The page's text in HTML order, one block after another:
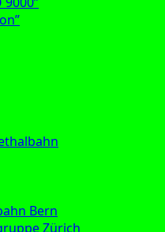
Bern
Zürich